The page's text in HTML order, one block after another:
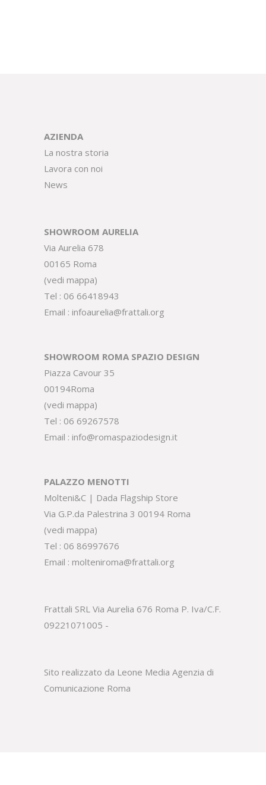
AZIENDA
La nostra storia
Lavora con noi
News
SHOWROOM AURELIA
Via Aurelia 678
00165 Roma
(vedi mappa)
Tel : 06 66418943
Email : infoaurelia@frattali.org
SHOWROOM ROMA SPAZIO DESIGN
Piazza Cavour 35
00194Roma
(vedi mappa)
Tel : 06 69267578
Email : info@romaspaziodesign.it
PALAZZO MENOTTI
Molteni&C | Dada Flagship Store
Via G.P.da Palestrina 3 00194 Roma
(vedi mappa)
Tel : 06 86997676
Email : molteniroma@frattali.org
Frattali SRL Via Aurelia 676 Roma P. Iva/C.F.
09221071005 -
Sito realizzato da Leone Media Agenzia di
Comunicazione Roma